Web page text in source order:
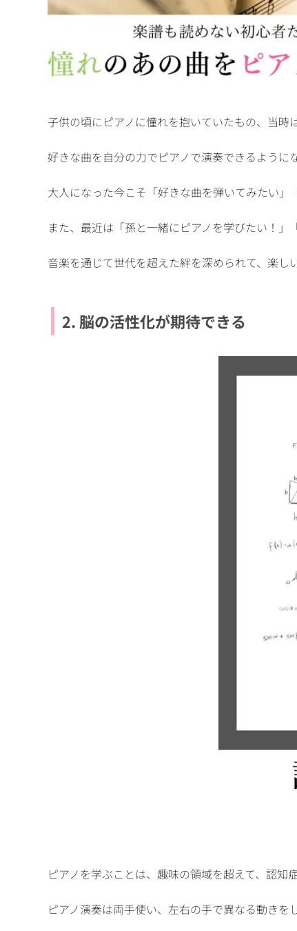
子供の頃にピアノに憧れを抱いていたもの、当時
好きな曲を自分の力でピアノで演奏できるように
大人になった今こそ「好きな曲を弾いてみたい」
また、最近は「孫と一緒にピアノを学びたい！」
音楽を通じて世代を超えた絆を深められて、楽し
2. 脳の活性化が期待できる
ピアノを学ぶことは、趣味の領域を超えて、認知
ピアノ演奏は両手使い、左右の手で異なる動きを